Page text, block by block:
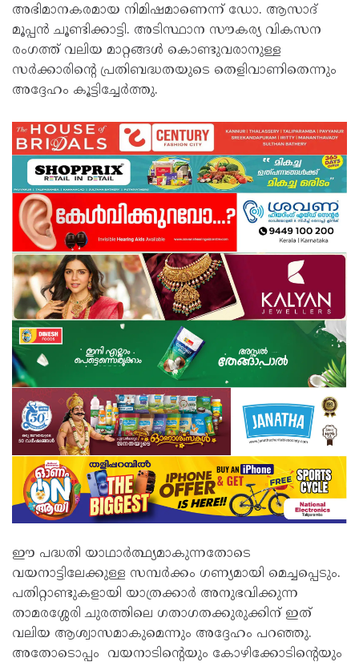
അഭിമാനകരമായ നിമിഷമാണെന്ന് ഡോ. ആസാദ്
മൂപ്പൻ ചൂണ്ടിക്കാട്ടി. അടിസ്ഥാന സൗകര്യ വികസന
രംഗത്ത് വലിയ മാറ്റങ്ങൾ കൊണ്ടുവരാനുള്ള
സർക്കാരിന്റെ പ്രതിബദ്ധതയുടെ തെളിവാണിതെന്നും
അദ്ദേഹം കൂട്ടിച്ചേർത്തു.
ഈ പദ്ധതി യാഥാർത്ഥ്യമാകുന്നതോടെ
വയനാട്ടിലേക്കുള്ള സമ്പർക്കം ഗണ്യമായി മെച്ചപ്പെടും.
പതിറ്റാണ്ടുകളായി യാത്രക്കാർ അനുഭവിക്കുന്ന
താമരശ്ശേരി ചുരത്തിലെ ഗതാഗതക്കുരുക്കിന് ഇത്
വലിയ ആശ്വാസമാകുമെന്നും അദ്ദേഹം പറഞ്ഞു.
അതോടൊപ്പം വയനാടിന്റെയും കോഴിക്കോടിന്റെയും